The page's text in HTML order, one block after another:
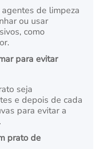
de limpeza
ou usar
como
para evitar
seja
e depois de cada
para evitar a
prato de